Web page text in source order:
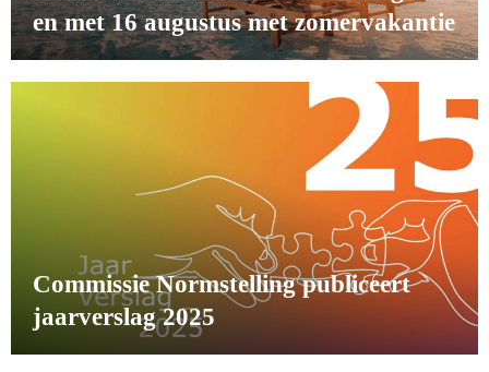
en met 16 augustus met zomervakantie
Commissie Normstelling publiceert
jaarverslag 2025